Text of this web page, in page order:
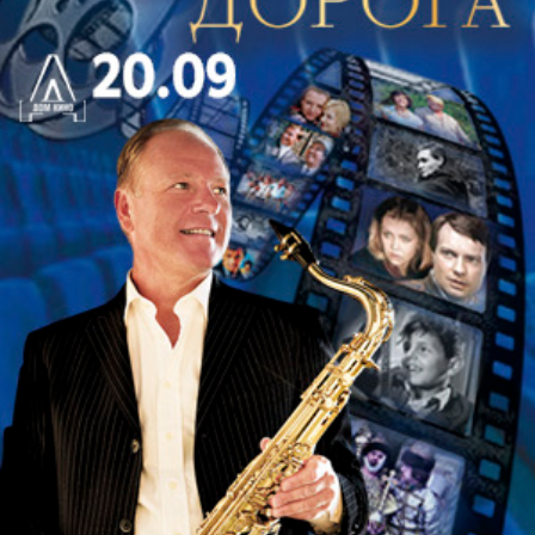
РоссииМурад Султаниязов . Этому
харизматичному, умеющему виртуозно
импровизировать актеру театра «Буфф»
подвластны и драма, и трагедия, и комедийный
жанр. С легкостью и изяществом он придает
любому образу жизненную силу и достоверность.
В роли Москалёвой на сцену будут выходитьВера
Егорова
и Евгения Глотова. Роль Зины
досталась Серафиме Рютиной.
Над декорациями и костюмами работает один из
самых востребованных сценографов
музыкального театра, мастер без преувеличения
европейского уровня, народный художник России,
главный художник Михайловского
театра
Вячеслав Окунев. С 1975 года мастер
осуществил как художник-постановщик и
создатель костюмов более трехсот постановок. Он
принимал участие в оформлении опер и балетов